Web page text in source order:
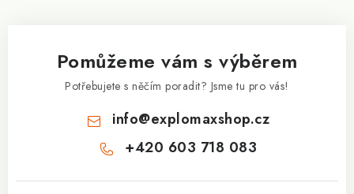
Pomůžeme vám s výběrem
Potřebujete s něčím poradit? Jsme tu pro vás!
info@explomaxshop.cz
+420 603 718 083